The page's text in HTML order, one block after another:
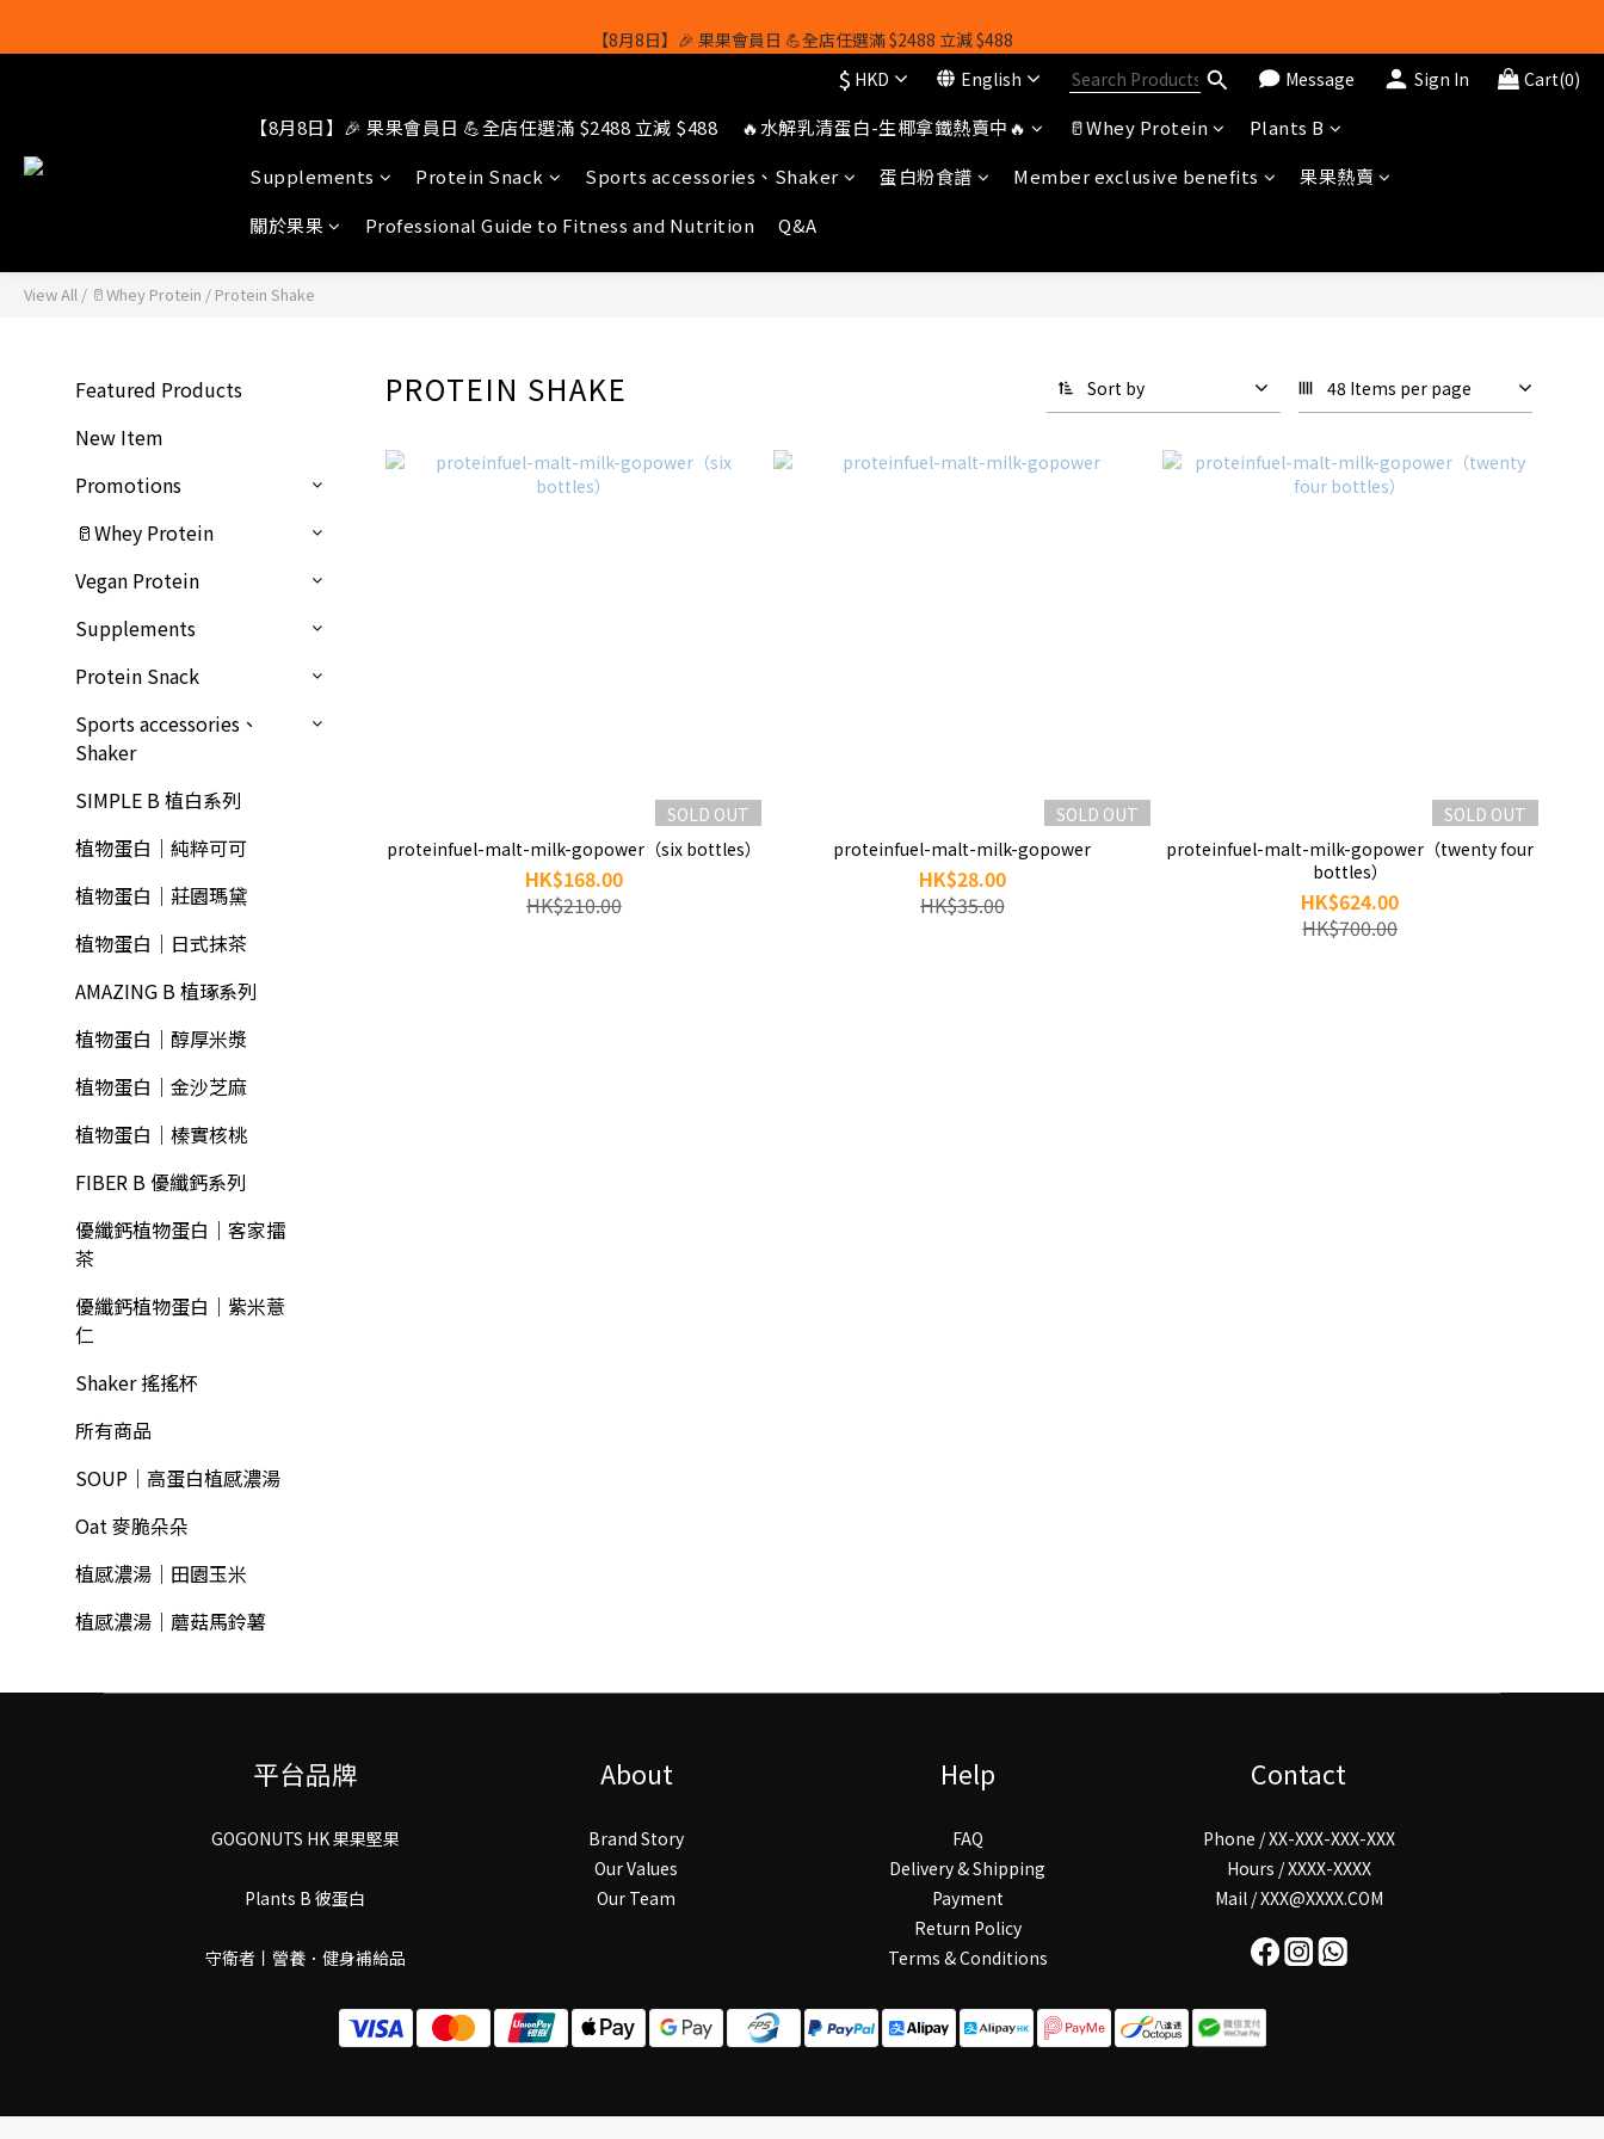
【8月8日】🎉 果果會員日 💪全店任選滿 $2488 立減 $488
【8月8日】🎉 果果會員日 💪全店任選滿 $2488 立減 $488
【1/8-31/8】8月下單即贈 蛋白威化餅×1-隨機口味
結帳輸入[gopowerhk]，可享全單*95折*，可與活動折扣疊加。[新會員優惠]新會員註冊即送$20購物金
【8月8日】🎉 果果會員日 💪全店任選滿 $2488 立減 $488
$ HKD English Message Sign In Cart(0)
【8月8日】🎉 果果會員日 💪全店任選滿 $2488 立減 $488 🔥水解乳清蛋白-生椰拿鐵熱賣中🔥 🥛Whey Protein
Plants B
Supplements
Protein Snack Sports accessories、Shaker 蛋白粉食譜 Member exclusive benefits
果果熱賣
關於果果
Professional Guide to Fitness and Nutrition Q&A
View All / 🥛Whey Protein / Protein Shake
Featured Products
New Item
Promotions
🥛Whey Protein
Vegan Protein
Supplements
Protein Snack
Sports accessories、
Shaker
SIMPLE B 植白系列
植物蛋白｜純粹可可
植物蛋白｜莊園瑪黛
植物蛋白｜日式抹茶
AMAZING B 植琢系列
植物蛋白｜醇厚米漿
植物蛋白｜金沙芝麻
植物蛋白｜榛實核桃
FIBER B 優纖鈣系列
優纖鈣植物蛋白｜客家擂
茶
優纖鈣植物蛋白｜紫米薏
仁
Shaker 搖搖杯
所有商品
SOUP｜高蛋白植感濃湯
Oat 麥脆朵朵
植感濃湯｜田園玉米
植感濃湯｜蘑菇馬鈴薯
PROTEIN SHAKE Sort by 48 Items per page
SOLD OUT
proteinfuel-malt-milk-gopower（six bottles）
HK$168.00
HK$210.00
SOLD OUT
proteinfuel-malt-milk-gopower
HK$28.00
HK$35.00
SOLD OUT
proteinfuel-malt-milk-gopower（twenty four
bottles）
HK$624.00
HK$700.00
平台品牌
GOGONUTS HK 果果堅果
Plants B 彼蛋白
守衛者丨謍養．健身補給品
About
Brand Story
Our Values
Our Team
Help
FAQ
Delivery & Shipping
Payment
Return Policy
Terms & Conditions
Contact
Phone / XX-XXX-XXX-XXX
Hours / XXXX-XXXX
Mail / XXX@XXXX.COM